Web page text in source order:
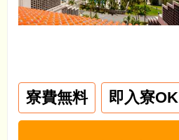
寮費無料 即入寮OK